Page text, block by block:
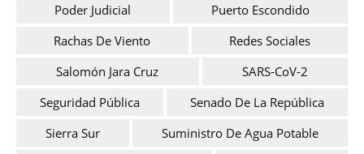
Poder Judicial
Puerto Escondido
Rachas De Viento
Redes Sociales
Salomón Jara Cruz
SARS-CoV-2
Seguridad Pública
Senado De La República
Sierra Sur
Suministro De Agua Potable